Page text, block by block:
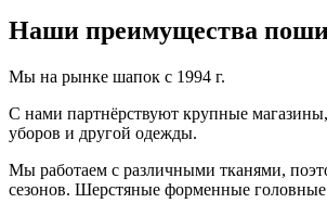
Наши преимущества
Мы на рынке шапок с 1994 г.
С нами партнёрствуют крупные
уборов и другой одежды.
Мы работаем с различными тканями,
сезонов. Шерстяные форменные